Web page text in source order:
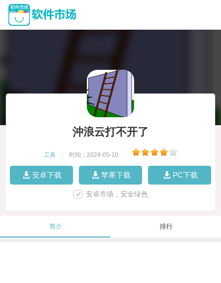
沖浪云打不开了
工具 时间：2024-05-10
安卓下载 苹果下载 PC下载
安卓市场，安全绿色
简介 排行